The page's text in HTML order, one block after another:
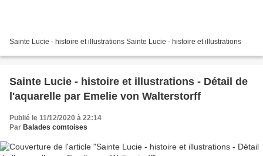
Sainte Lucie - histoire et illustrations Sainte Lucie - histoire et illustrations
Sainte Lucie - histoire et illustrations - Détail de
l'aquarelle par Emelie von Walterstorff
Publié le 11/12/2020 à 22:14
Par Balades comtoises